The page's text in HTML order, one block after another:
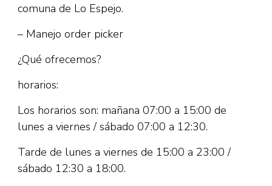
comuna de Lo Espejo.
– Manejo order picker
¿Qué ofrecemos?
horarios:
Los horarios son: mañana 07:00 a 15:00 de
lunes a viernes / sábado 07:00 a 12:30.
Tarde de lunes a viernes de 15:00 a 23:00 /
sábado 12:30 a 18:00.